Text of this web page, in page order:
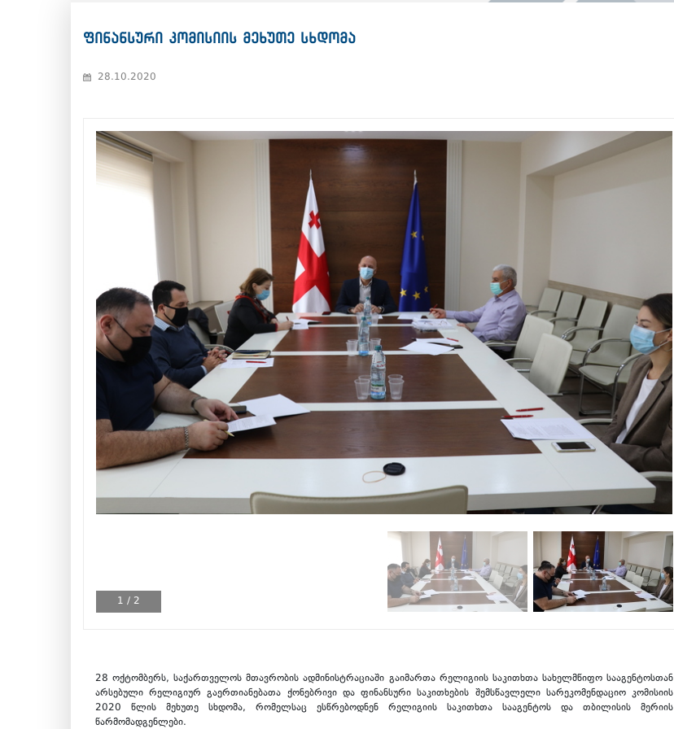
ფინანსური კომისიის მეხუთე სხდომა
28.10.2020
1 / 2
28 ოქტომბერს, საქართველოს მთავრობის ადმინისტრაციაში გაიმართა რელიგიის საკითხთა სახელმწიფო სააგენტოსთან
არსებული რელიგიურ გაერთიანებათა ქონებრივი და ფინანსური საკითხების შემსწავლელი სარეკომენდაციო კომისიის
2020 წლის მეხუთე სხდომა, რომელსაც ესწრებოდნენ რელიგიის საკითხთა სააგენტოს და თბილისის მერიის
წარმომადგენლები.